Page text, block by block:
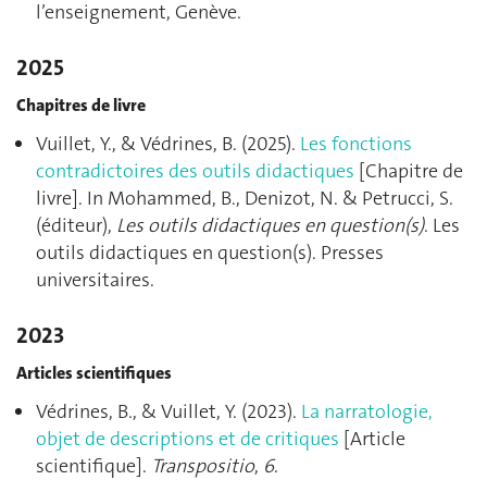
l’enseignement, Genève.
2025
Chapitres de livre
Vuillet, Y., & Védrines, B. (2025). Les fonctions
contradictoires des outils didactiques [Chapitre de
livre]. In Mohammed, B., Denizot, N. & Petrucci, S.
(éditeur), Les outils didactiques en question(s). Les
outils didactiques en question(s). Presses
universitaires.
2023
Articles scientifiques
Védrines, B., & Vuillet, Y. (2023). La narratologie,
objet de descriptions et de critiques [Article
scientifique]. Transpositio, 6.